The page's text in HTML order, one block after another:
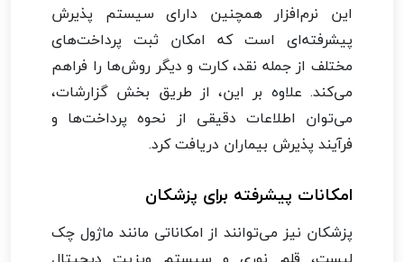
این نرم‌افزار همچنین دارای سیستم پذیرش
پیشرفته‌ای است که امکان ثبت پرداخت‌های
مختلف از جمله نقد، کارت و دیگر روش‌ها را فراهم
می‌کند. علاوه بر این، از طریق بخش گزارشات،
می‌توان اطلاعات دقیقی از نحوه پرداخت‌ها و
فرآیند پذیرش بیماران دریافت کرد.
امکانات پیشرفته برای پزشکان
پزشکان نیز می‌توانند از امکاناتی مانند ماژول چک